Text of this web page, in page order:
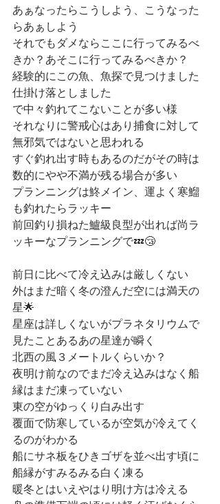
あぁなったらこうしよう、こうなった
らあぁしよう
それでもダメならここに行ってみるべ
きか？あそこに行ってみるべきか？
経験的にこの魚、魚探で見つけました
仕掛け落としました
で中々釣れてこないことが多い様
それなりに警戒心はあり捕食に対して
無邪気ではないと思われる
すぐ釣れ出す時もあるのだがその時は
数的にやや不満が残る場合が多い
プランニングは鮗メイン、運よく寒鰡
も釣れたらラッキー
前回釣り損ねた鱸級良型が出れば尚ラ
ッキーなプランニングで💤😴
前日に比べて冷え込みは厳しくない
外はまだ暗く冬の澄んだ空には満天の
星🌟
星座は詳しくないがプラネタリウムで
見たことあるあの星達が瞬く
北西の風３メートルくらいか？
夜明け前なのでまだ冷え込みはなく船
縁はまだ凍っていない
東の空がゆっくり白み出す
覆面で防寒しているが空気が冷えてく
るのがわかる
船にサネ板をひきゴザを並べ出す頃に
船縁がすみるみる白く凍る
暖冬とはいえやはり明け方は冷える